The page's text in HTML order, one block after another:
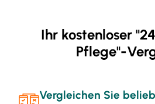
Ihr kostenloser
Pflege"-
Vergleichen Sie